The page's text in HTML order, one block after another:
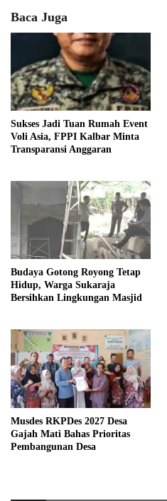
Baca Juga
Sukses Jadi Tuan Rumah Event
Voli Asia, FPPI Kalbar Minta
Transparansi Anggaran
Budaya Gotong Royong Tetap
Hidup, Warga Sukaraja
Bersihkan Lingkungan Masjid
Musdes RKPDes 2027 Desa
Gajah Mati Bahas Prioritas
Pembangunan Desa